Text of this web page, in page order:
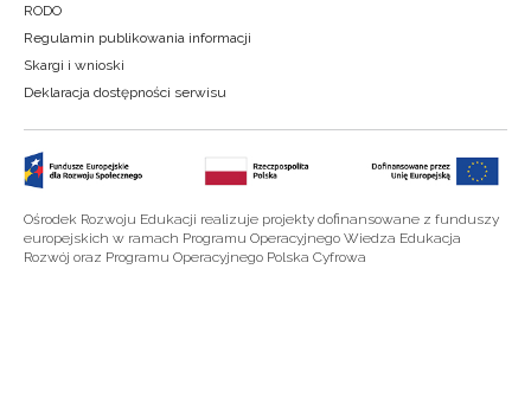
RODO
Regulamin publikowania informacji
Skargi i wnioski
Deklaracja dostępności serwisu
Ośrodek Rozwoju Edukacji realizuje projekty dofinansowane z funduszy
europejskich w ramach Programu Operacyjnego Wiedza Edukacja
Rozwój oraz Programu Operacyjnego Polska Cyfrowa